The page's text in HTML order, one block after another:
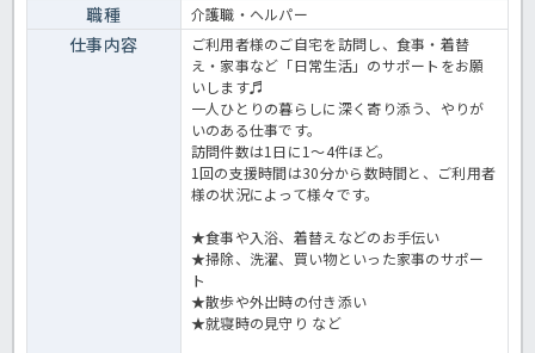
職種 介護職・ヘルパー
仕事内容
ご利⽤者様のご⾃宅を訪問し、⾷事・着替
え・家事など「⽇常⽣活」のサポートをお願
いします♬
⼀⼈ひとりの暮らしに深く寄り添う、やりが
いのある仕事です。
訪問件数は1⽇に1～4件ほど。
1回の⽀援時間は30分から数時間と、ご利⽤者
様の状況によって様々です。
★⾷事や⼊浴、着替えなどのお⼿伝い
★掃除、洗濯、買い物といった家事のサポー
ト
★散歩や外出時の付き添い
★就寝時の⾒守り など